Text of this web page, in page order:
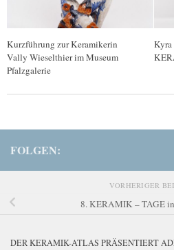
Kurzführung zur Keramikerin
Vally Wieselthier im Museum
Pfalzgalerie
Kyra
FOLGEN:
VORHERIGER
8. KERAMIK – TAGE
DER KERAMIK-ATLAS PRÄSENTIERT